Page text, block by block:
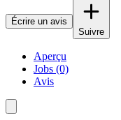
Écrire un avis
Suivre
Aperçu
Jobs (0)
Avis